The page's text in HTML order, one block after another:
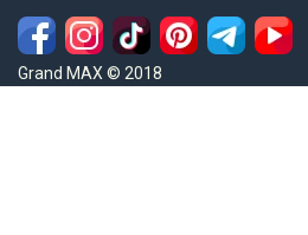
Grand MAX © 2018